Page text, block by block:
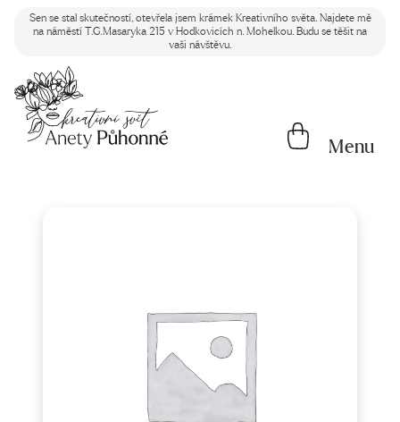
Sen se stal skutečností, otevřela jsem krámek Kreativního světa. Najdete mě
na náměstí T.G.Masaryka 215 v Hodkovicích n. Mohelkou. Budu se těšit na
vaši návštěvu.
Menu